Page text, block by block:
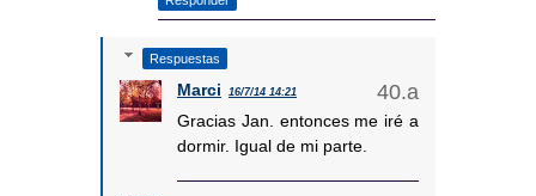
Respuestas
Marci 16/7/14 14:21
Gracias Jan. entonces me iré a
dormir. Igual de mi parte.